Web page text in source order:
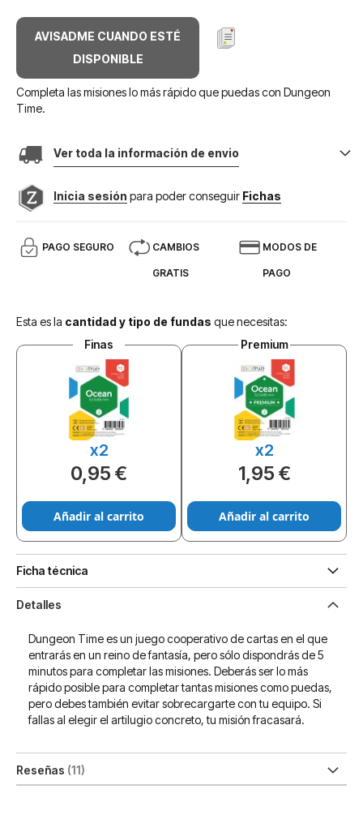
AVISADME CUANDO ESTÉ
DISPONIBLE
Completa las misiones lo más rápido que puedas con Dungeon
Time.
Ver toda la información de envio
Inicia sesión para poder conseguir Fichas
PAGO SEGURO CAMBIOS
GRATIS
MODOS DE
PAGO
Esta es la cantidad y tipo de fundas que necesitas:
Finas
x2
0,95 €
Añadir al carrito
Premium
x2
1,95 €
Añadir al carrito
Ficha técnica
Detalles
Dungeon Time es un juego cooperativo de cartas en el que
entrarás en un reino de fantasía, pero sólo dispondrás de 5
minutos para completar las misiones. Deberás ser lo más
rápido posible para completar tantas misiones como puedas,
pero debes también evitar sobrecargarte con tu equipo. Si
fallas al elegir el artilugio concreto, tu misión fracasará.
Reseñas 11